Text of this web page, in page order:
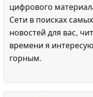
цифрового
Сети в поисках
новостей для вас,
времени я
горным.